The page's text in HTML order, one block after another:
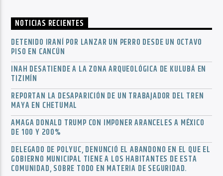
NOTICIAS RECIENTES
DETENIDO IRANÍ POR LANZAR UN PERRO DESDE UN OCTAVO
PISO EN CANCÚN
INAH DESATIENDE A LA ZONA ARQUEOLÓGICA DE KULUBÁ EN
TIZIMÍN
REPORTAN LA DESAPARICIÓN DE UN TRABAJADOR DEL TREN
MAYA EN CHETUMAL
AMAGA DONALD TRUMP CON IMPONER ARANCELES A MÉXICO
DE 100 Y 200%
DELEGADO DE POLYUC, DENUNCIÓ EL ABANDONO EN EL QUE EL
GOBIERNO MUNICIPAL TIENE A LOS HABITANTES DE ESTA
COMUNIDAD, SOBRE TODO EN MATERIA DE SEGURIDAD.